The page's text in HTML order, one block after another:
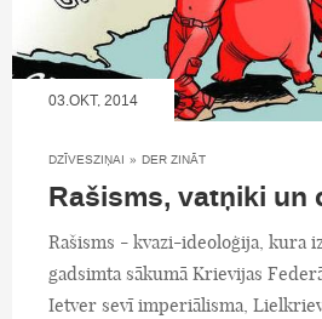
03.OKT, 2014
DZĪVESZIŅAI » DER ZINĀT
Rašisms, vatņiki un
Rašisms - kvazi-ideoloģija, kura
gadsimta sākumā Krievijas
Ietver sevī imperiālisma,